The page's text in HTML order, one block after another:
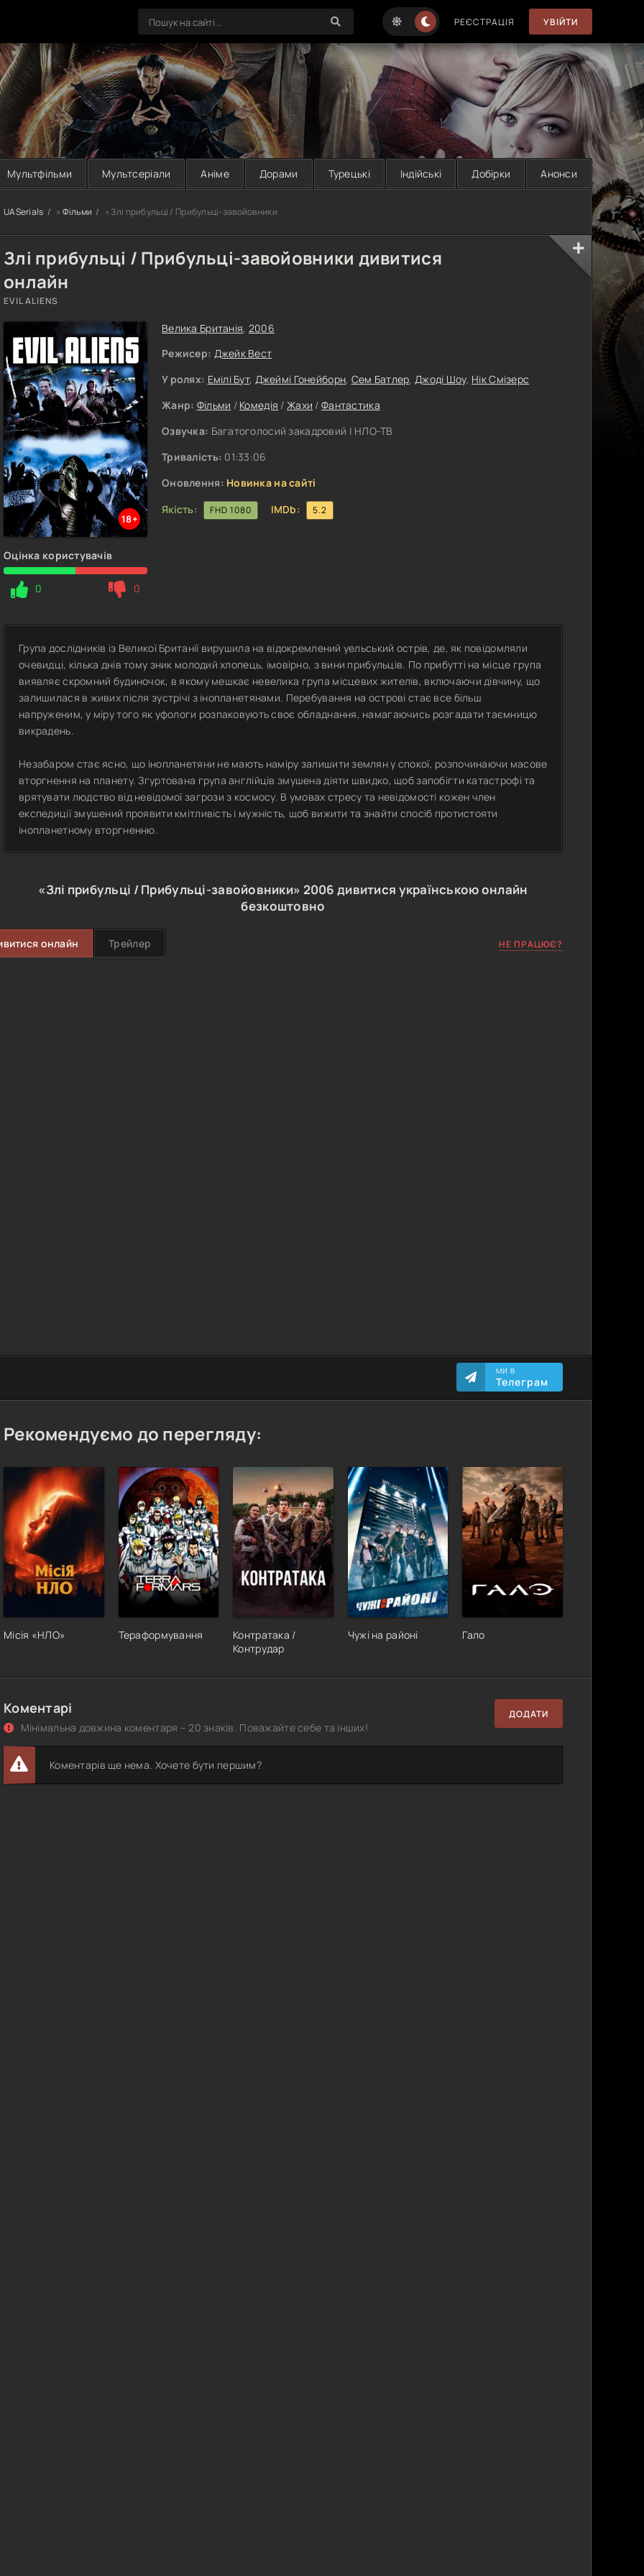
РЕЄСТРАЦІЯ УВІЙТИ
Мультфільми Мультсеріали Аніме Дорами Турецькі Індійські Добірки Анонси
UASerials » Фільми » Злі прибульці / Прибульці-завойовники
Злі прибульці / Прибульці-завойовники дивитися
онлайн
EVIL ALIENS
18+
Оцінка користувачів
0 0
Велика Британія, 2006
Режисер: Джейк Вест
У ролях: Емілі Бут, Джеймі Гонейборн, Сем Батлер,Джоді Шоу, Нік Смізерс
Жанр: Фільми / Комедія /Жахи / Фантастика
Озвучка: Багатоголосий закадровий | НЛО-ТВ
Тривалість: 01:33:06
Оновлення: Новинка на сайті
Якість:
FHD 1080 IMDb: 5.2
Група дослідників із Великої Британії вирушила на відокремлений уельський острів, де, як повідомляли
очевидці, кілька днів тому зник молодий хлопець, імовірно, з вини прибульців. По прибутті на місце група
виявляє скромний будиночок, в якому мешкає невелика група місцевих жителів, включаючи дівчину, що
залишилася в живих після зустрічі з інопланетянами. Перебування на острові стає все більш
напруженим, у міру того як уфологи розпаковують своє обладнання, намагаючись розгадати таємницю
викрадень.
Незабаром стає ясно, що інопланетяни не мають наміру залишити землян у спокої, розпочинаючи масове
вторгнення на планету. Згуртована група англійців змушена діяти швидко, щоб запобігти катастрофі та
врятувати людство від невідомої загрози з космосу. В умовах стресу та невідомості кожен член
експедиції змушений проявити кмітливість і мужність, щоб вижити та знайти спосіб протистояти
інопланетному вторгненню.
«Злі прибульці / Прибульці-завойовники» 2006 дивитися українською онлайн
безкоштовно
онлайн Трейлер НЕ ПРАЦЮЄ?
МИ В
Телеграм
Рекомендуємо до перегляду:
Місія «НЛО» Тераформування
Контратака /
Контрудар
Чужі на районі Гало
Коментарі
Мінімальна довжина коментаря – 20 знаків. Поважайте себе та інших!
ДОДАТИ
Коментарів ще нема. Хочете бути першим?